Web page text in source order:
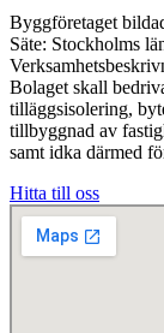
Byggföretaget
Säte: Stockholms
Bolaget skall
tilläggsisolering,
tillbyggnad av
samt idka därmed
Hitta till oss